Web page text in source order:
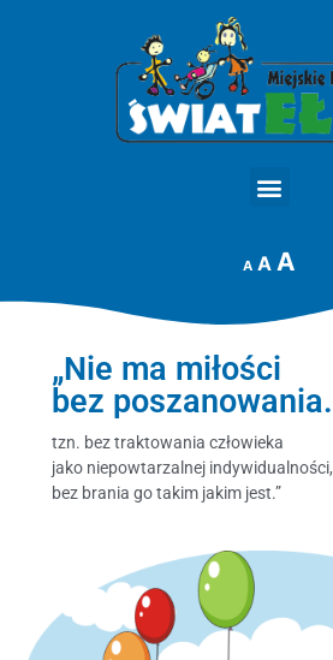
A A A
„Nie ma miłości
bez poszanowania.
tzn. bez traktowania człowieka
jako niepowtarzalnej indywidualności,
bez brania go takim jakim jest.”